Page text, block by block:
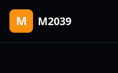
M M2039